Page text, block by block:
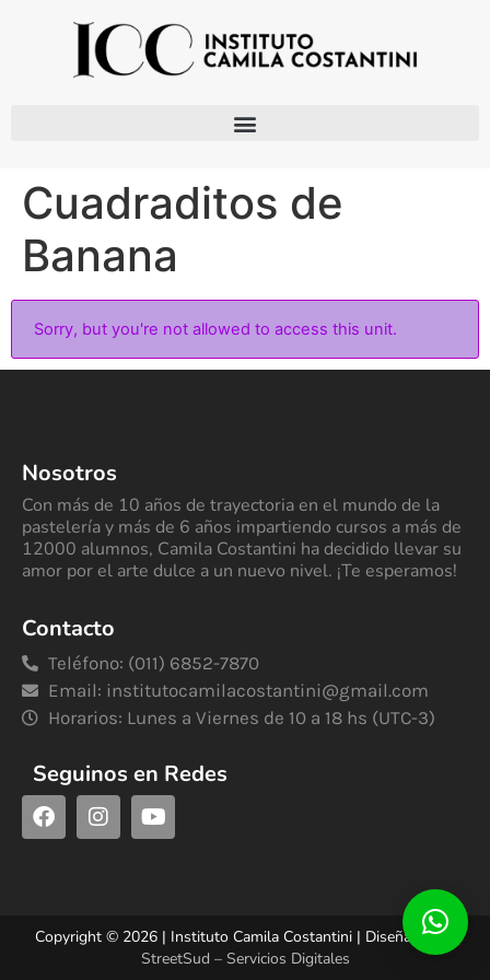
Cuadraditos de
Banana
Sorry, but you're not allowed to access this unit.
Nosotros
Con más de 10 años de trayectoria en el mundo de la
pastelería y más de 6 años impartiendo cursos a más de
12000 alumnos, Camila Costantini ha decidido llevar su
amor por el arte dulce a un nuevo nivel. ¡Te esperamos!
Contacto
Teléfono: (011) 6852-7870
Email: institutocamilacostantini@gmail.com
Horarios: Lunes a Viernes de 10 a 18 hs (UTC-3)
Seguinos en Redes
Copyright © 2026 | Instituto Camila Costantini | Diseñado por
StreetSud – Servicios Digitales